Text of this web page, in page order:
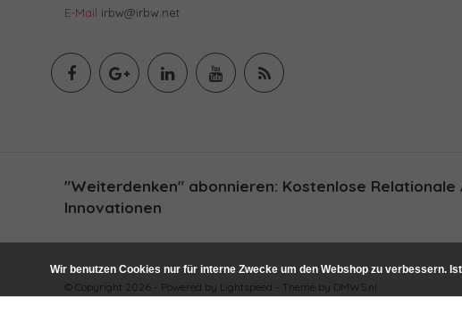
E-Mail irbw@irbw.net
"Weiterdenken" abonnieren: Kostenlose Relationale
Innovationen
© Copyright 2026 - Powered by Lightspeed - Theme by DMWS.nl
Wir benutzen Cookies nur für interne Zwecke um den Webshop zu verbessern.